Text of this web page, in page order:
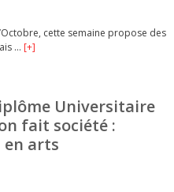
cette semaine propose des
… [+]
Universitaire
fait société :
arts